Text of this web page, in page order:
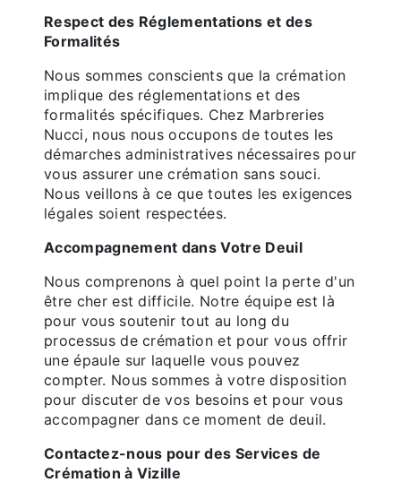
Respect des Réglementations et des
Formalités
Nous sommes conscients que la crémation
implique des réglementations et des
formalités spécifiques. Chez Marbreries
Nucci, nous nous occupons de toutes les
démarches administratives nécessaires pour
vous assurer une crémation sans souci.
Nous veillons à ce que toutes les exigences
légales soient respectées.
Accompagnement dans Votre Deuil
Nous comprenons à quel point la perte d'un
être cher est difficile. Notre équipe est là
pour vous soutenir tout au long du
processus de crémation et pour vous offrir
une épaule sur laquelle vous pouvez
compter. Nous sommes à votre disposition
pour discuter de vos besoins et pour vous
accompagner dans ce moment de deuil.
Contactez-nous pour des Services de
Crémation à Vizille